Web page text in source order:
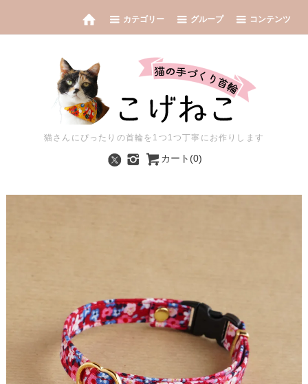
カテゴリー グループ コンテンツ
猫さんにぴったりの首輪を1つ1つ丁寧にお作りします
カート(0)